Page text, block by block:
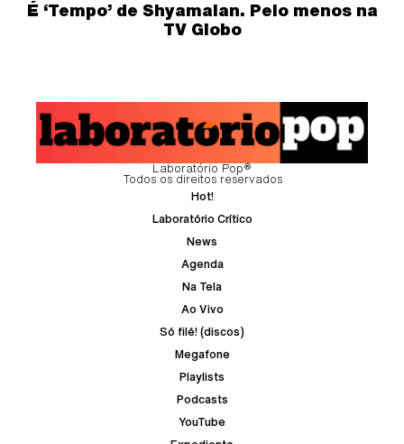
É ‘Tempo’ de Shyamalan. Pelo menos na
TV Globo
Laboratório Pop®
Todos os direitos reservados
Hot!
Laboratório Crítico
News
Agenda
Na Tela
Ao Vivo
Só filé! (discos)
Megafone
Playlists
Podcasts
YouTube